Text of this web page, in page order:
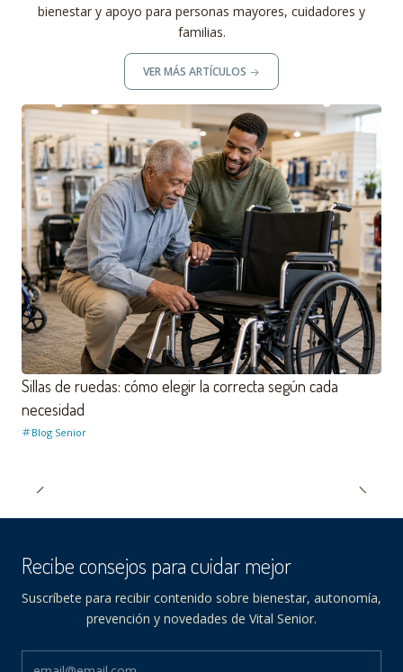
bienestar y apoyo para personas mayores, cuidadores y
familias.
VER MÁS ARTÍCULOS
Sillas de ruedas: cómo elegir la correcta según cada
necesidad
Blog Senior
Recibe consejos para cuidar mejor
Suscríbete para recibir contenido sobre bienestar, autonomía,
prevención y novedades de Vital Senior.